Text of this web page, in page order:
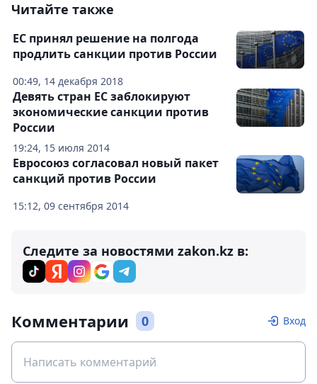
Читайте также
00:49, 14 декабря 2018
ЕС принял решение на полгода
продлить санкции против России
19:24, 15 июля 2014
Девять стран ЕС заблокируют
экономические санкции против
России
15:12, 09 сентября 2014
Евросоюз согласовал новый пакет
санкций против России
Следите за новостями zakon.kz в:
Комментарии 0 Вход